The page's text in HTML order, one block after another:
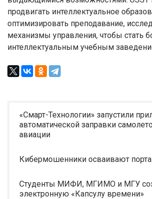
продвигать интеллектуальное
оптимизировать преподавание,
механизмы управления, чтобы стать
интеллектуальным учебным
«Смарт-Технологии» запустили
автоматической заправки
авиации
Кибермошенники осваивают
Студенты МИФИ, МГИМО и МГУ
электронную «Капсулу времени»